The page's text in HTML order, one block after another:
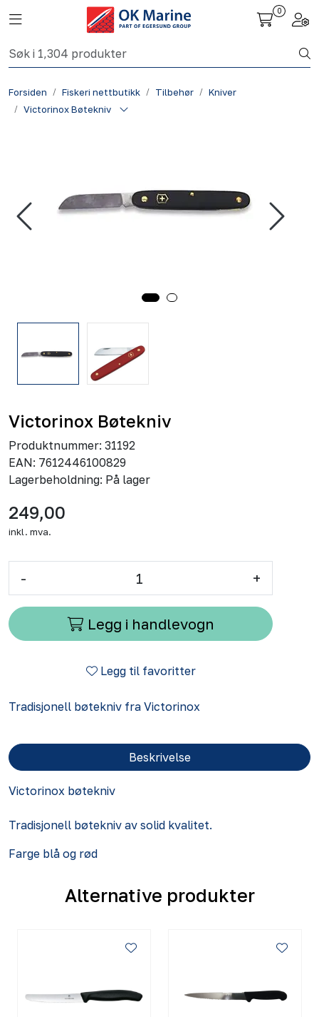
Skip to main content
Toggle navigation
0
Forsiden Fiskeri nettbutikk Tilbehør
Kniver
Victorinox Bøtekniv
Victorinox Bøtekniv
Produktnummer: 31192
EAN: 7612446100829
Lagerbeholdning: På lager
249,00
inkl. mva.
- +
Legg i handlevogn
Legg til favoritter
Tradisjonell bøtekniv fra Victorinox
Beskrivelse
Victorinox bøtekniv
Tradisjonell bøtekniv av solid kvalitet.
Farge blå og rød
Alternative produkter
Fiskeri nettbutikk
Havbruk
Kontakt